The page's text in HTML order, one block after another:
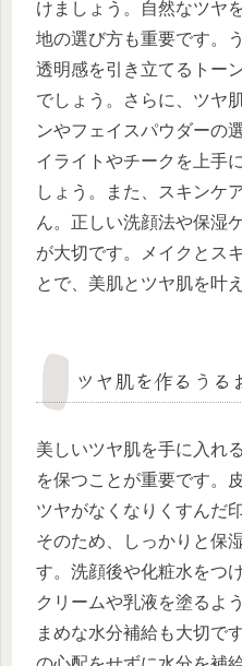
けましょう。自然なツヤ
地の選び方も重要です。
透明感を引き立てるトー
でしょう。さらに、ツヤ
ンやフェイスパウダーの
イライトやチークを上手
しょう。また、スキンケ
ん。正しい洗顔法や保湿
が大切です。メイクとス
とで、美肌とツヤ肌を叶
ツヤ肌を作るうる
美しいツヤ肌を手に入れ
を保つことが重要です。
ツヤがなくなりくすんだ
そのため、しっかりと保
す。洗顔後や化粧水をつ
クリームや乳液を塗るよ
まめな水分補給も大切で